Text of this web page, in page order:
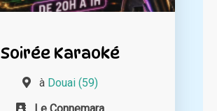
Soirée Karaoké
à Douai (59)